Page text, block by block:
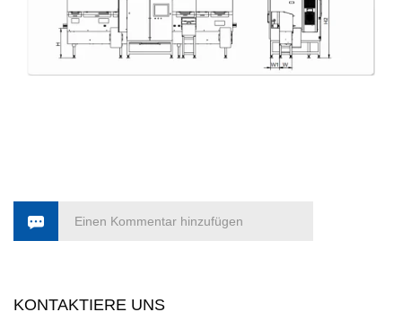
Einen Kommentar hinzufügen
KONTAKTIERE UNS